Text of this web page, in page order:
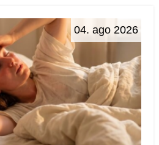
04. ago 2026